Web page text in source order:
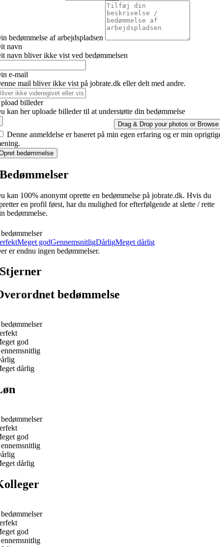
bedømmelse af arbejdspladsen
navn
navn bliver ikke vist ved bedømmelsen
e-mail
mail bliver ikke vist på jobrate.dk eller delt med andre.
billeder
kan her uploade billeder til at understøtte din bedømmelse
Drag & Drop your photos or Browse
Denne anmeldelse er baseret på min egen erfaring og er min
bedømmelse
Bedømmelser
kan 100% anonymt oprette en bedømmelse på jobrate.dk. Hvis du
en profil først, har du mulighed for efterfølgende at slette / rette
bedømmelse.
Meget godGennemsnitligDårligMeget dårlig
er endnu ingen bedømmelser.
Stjerner
bedømmelse
god
dårlig
god
dårlig
god